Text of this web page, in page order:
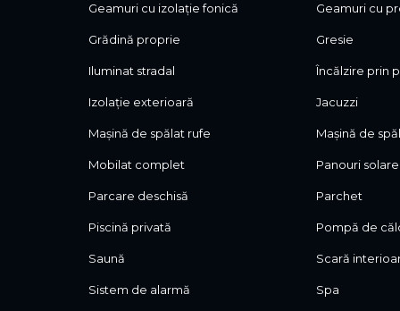
Geamuri cu izolație fonică Geamuri cu
Grădină proprie Gresie
Iluminat stradal Încălzire prin
Izolație exterioară Jacuzzi
Mașină de spălat rufe Mașină de
Mobilat complet Panouri solare
Parcare deschisă Parchet
Piscină privată Pompă de
Saună Scară
Sistem de alarmă Spa